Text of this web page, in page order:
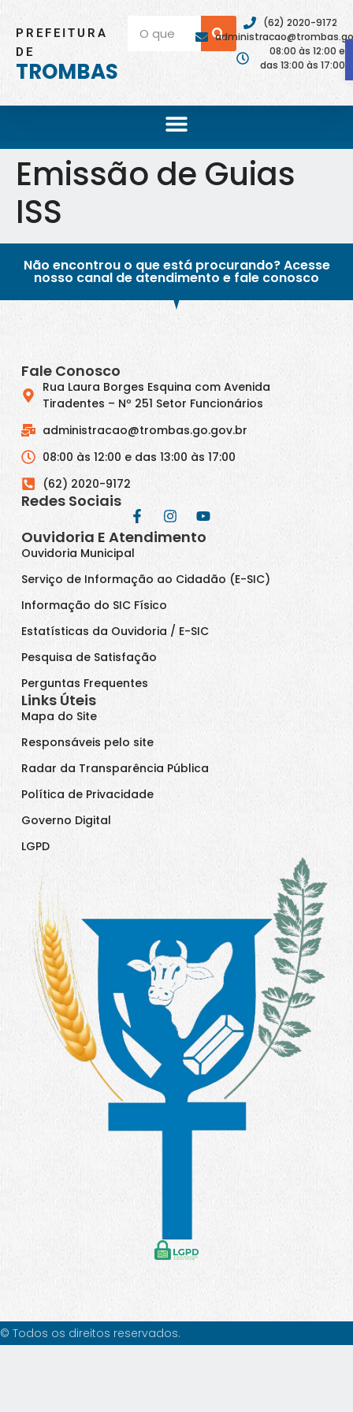
PREFEITURA
DE
TROMBAS
(62) 2020-9172
08:00 às 12:00 e
das 13:00 às 17:00
Emissão de Guias
ISS
Não encontrou o que está procurando? Acesse
nosso canal de atendimento e fale conosco
Fale Conosco
Rua Laura Borges Esquina com Avenida
Tiradentes – Nº 251 Setor Funcionários
administracao@trombas.go.gov.br
08:00 às 12:00 e das 13:00 às 17:00
(62) 2020-9172
Redes Sociais
Ouvidoria E Atendimento
Ouvidoria Municipal
Serviço de Informação ao Cidadão (E-SIC)
Informação do SIC Físico
Estatísticas da Ouvidoria / E-SIC
Pesquisa de Satisfação
Perguntas Frequentes
Links Úteis
Mapa do Site
Responsáveis pelo site
Radar da Transparência Pública
Política de Privacidade
Governo Digital
LGPD
© Todos os direitos reservados.